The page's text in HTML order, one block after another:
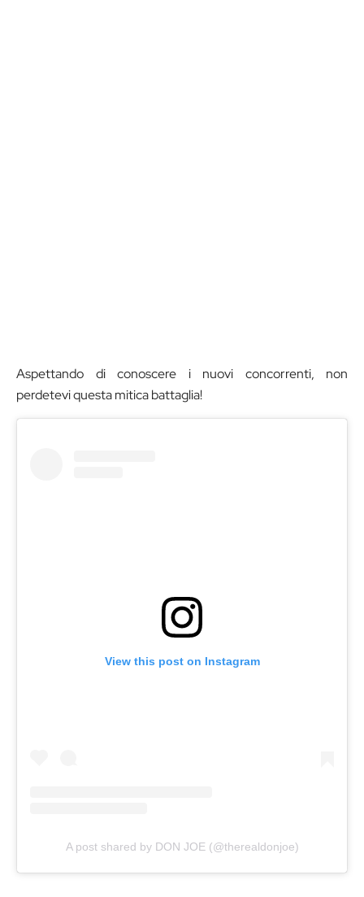
Aspettando di conoscere i nuovi concorrenti, non
perdetevi questa mitica battaglia!
View this post on Instagram
A post shared by DON JOE (@therealdonjoe)